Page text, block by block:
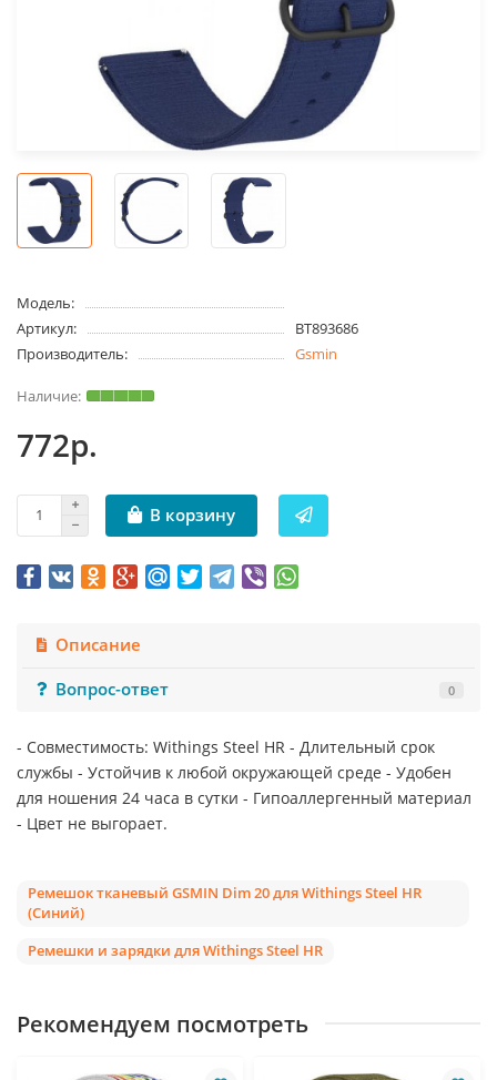
Модель:
Артикул:
BT893686
Производитель:
Gsmin
772р.
В корзину
Описание
Вопрос-ответ
0
- Совместимость: Withings Steel HR - Длительный срок
службы - Устойчив к любой окружающей среде - Удобен
для ношения 24 часа в сутки - Гипоаллергенный материал
- Цвет не выгорает.
Ремешок тканевый GSMIN Dim 20 для Withings Steel HR
(Синий)
Ремешки и зарядки для Withings Steel HR
Рекомендуем посмотреть